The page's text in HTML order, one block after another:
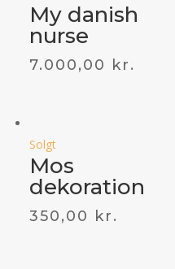
My danish
nurse
7.000,00 kr.
Solgt
Mos
dekoration
350,00 kr.